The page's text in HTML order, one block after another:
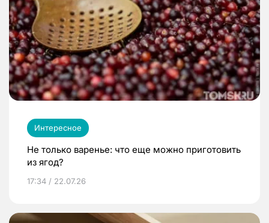
Интересное
Не только варенье: что еще можно приготовить
из ягод?
17:34 / 22.07.26